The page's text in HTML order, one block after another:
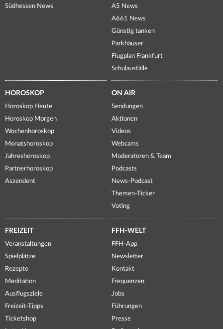
Südhessen News
A5 News
A661 News
Günstig tanken
Parkhäuser
Flugplan Frankfurt
Schulausfälle
HOROSKOP
Horoskop Heute
Horoskop Morgen
Wochenhoroskop
Monatshoroskop
Jahreshoroskop
Partnerhoroskop
Aszendent
ON AIR
Sendungen
Aktionen
Videos
Webcams
Moderatoren & Team
Podcasts
News-Podcast
Themen-Ticker
Voting
FREIZEIT
Veranstaltungen
Spielplätze
Rezepte
Meditation
Ausflugsziele
Freizeit-Tipps
Ticketshop
FFH-WELT
FFH-App
Newsletter
Kontakt
Frequenzen
Jobs
Führungen
Presse